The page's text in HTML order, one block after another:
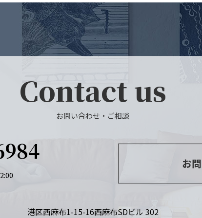
Contact us
お問い合わせ・ご相談
お
港区西麻布1-15-16西麻布SDビル 302